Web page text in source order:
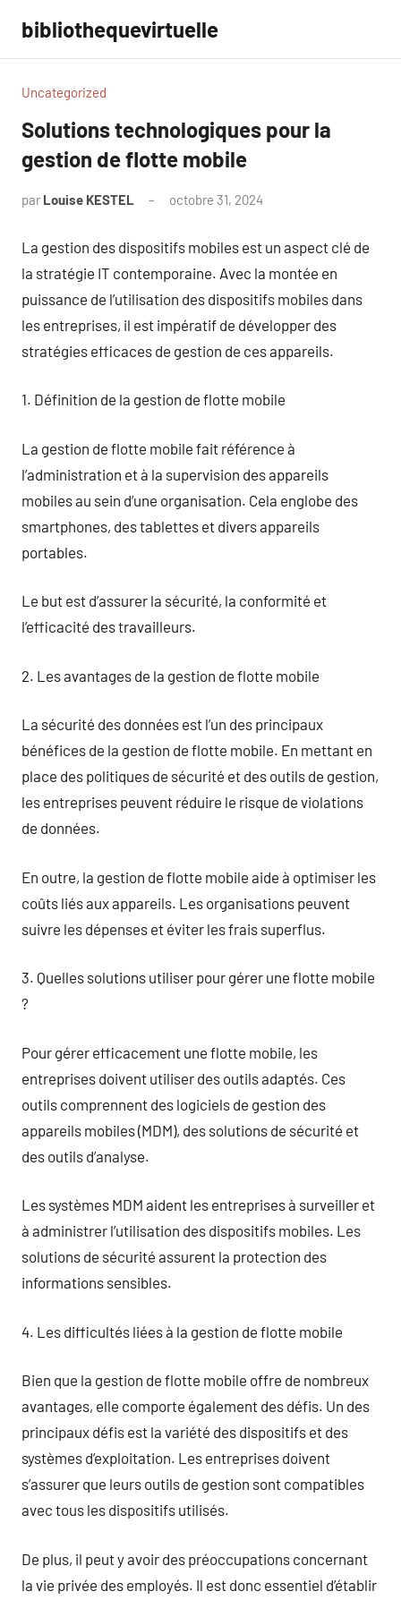
contenu
bibliothequevirtuelle
Uncategorized
Solutions technologiques pour la
gestion de flotte mobile
par Louise KESTEL octobre 31, 2024
La gestion des dispositifs mobiles est un aspect clé de
la stratégie IT contemporaine. Avec la montée en
puissance de l’utilisation des dispositifs mobiles dans
les entreprises, il est impératif de développer des
stratégies efficaces de gestion de ces appareils.
1. Définition de la gestion de flotte mobile
La gestion de flotte mobile fait référence à
l’administration et à la supervision des appareils
mobiles au sein d’une organisation. Cela englobe des
smartphones, des tablettes et divers appareils
portables.
Le but est d’assurer la sécurité, la conformité et
l’efficacité des travailleurs.
2. Les avantages de la gestion de flotte mobile
La sécurité des données est l’un des principaux
bénéfices de la gestion de flotte mobile. En mettant en
place des politiques de sécurité et des outils de gestion,
les entreprises peuvent réduire le risque de violations
de données.
En outre, la gestion de flotte mobile aide à optimiser les
coûts liés aux appareils. Les organisations peuvent
suivre les dépenses et éviter les frais superflus.
3. Quelles solutions utiliser pour gérer une flotte mobile
?
Pour gérer efficacement une flotte mobile, les
entreprises doivent utiliser des outils adaptés. Ces
outils comprennent des logiciels de gestion des
appareils mobiles (MDM), des solutions de sécurité et
des outils d’analyse.
Les systèmes MDM aident les entreprises à surveiller et
à administrer l’utilisation des dispositifs mobiles. Les
solutions de sécurité assurent la protection des
informations sensibles.
4. Les difficultés liées à la gestion de flotte mobile
Bien que la gestion de flotte mobile offre de nombreux
avantages, elle comporte également des défis. Un des
principaux défis est la variété des dispositifs et des
systèmes d’exploitation. Les entreprises doivent
s’assurer que leurs outils de gestion sont compatibles
avec tous les dispositifs utilisés.
De plus, il peut y avoir des préoccupations concernant
la vie privée des employés. Il est donc essentiel d’établir